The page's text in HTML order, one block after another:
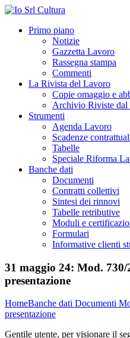
Primo piano
Notizie
Gazzetta Lavoro
Rassegna stampa
Commenti
La Rivista del Lavoro
Copie omaggio e
Archivio Riviste dal
Strumenti
Agenda Lavoro
Scadenze
Tabelle
Speciale Riforma
Banche dati
Documenti
Contratti collettivi
Sintesi dei rinnovi
Tabelle retributive
Moduli e
Formulari
Informative clienti
31 maggio 24: Mod. 730/
presentazione
HomeBanche dati Documenti
presentazione
Gentile utente, per visionare il